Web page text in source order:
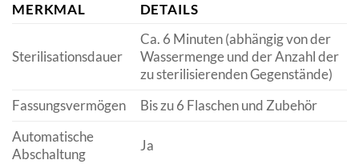
MERKMAL DETAILS
Sterilisationsdauer
Ca. 6 Minuten (abhängig von der
Wassermenge und der Anzahl der
zu sterilisierenden Gegenstände)
Fassungsvermögen
Bis zu 6 Flaschen und Zubehör
Automatische
Abschaltung
Ja